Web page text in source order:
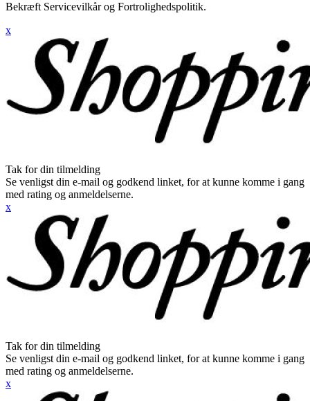
Bekræft Servicevilkår og Fortrolighedspolitik.
x
Tak for din tilmelding
Se venligst din e-mail og godkend linket, for at kunne komme i gang
med rating og anmeldelserne.
x
Tak for din tilmelding
Se venligst din e-mail og godkend linket, for at kunne komme i gang
med rating og anmeldelserne.
x